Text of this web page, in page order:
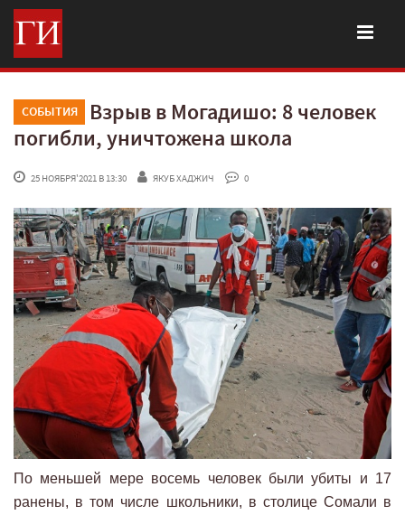
СОБЫТИЯ
Взрыв в Могадишо: 8 человек
погибли, уничтожена школа
25 НОЯБРЯ'2021 В 13:30 ЯКУБ ХАДЖИЧ 0
По меньшей мере восемь человек были убиты и 17
ранены, в том числе школьники, в столице Сомали в